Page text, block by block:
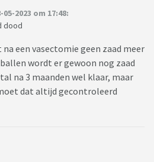
2023 om 17:48:
dood
na een vasectomie geen zaad meer
wordt er gewoon nog zaad
na 3 maanden wel klaar, maar
dat altijd gecontroleerd